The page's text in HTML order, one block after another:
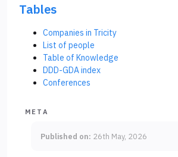
Tables
Companies in Tricity
List of people
Table of Knowledge
DDD-GDA index
Conferences
META
Published on: 26th May, 2026